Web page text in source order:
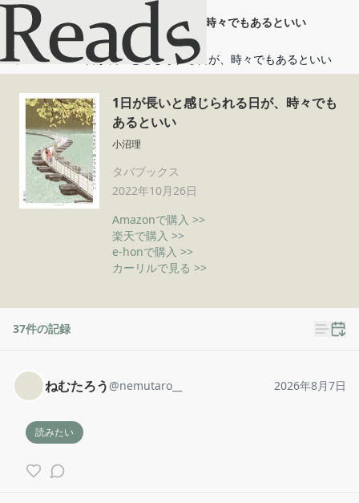
1日が長いと感じられる日が、時々でもあるといい
ホーム 1日が長いと感じられる日が、時々でもあるといい
1日が長いと感じられる日が、時々でも
あるといい
小沼理
タバブックス
2022年10月26日
Amazonで購入 >>
楽天で購入 >>
e-honで購入 >>
カーリルで見る >>
37件の記録
ねむたろう @nemutaro__ 2026年8月7日
読みたい